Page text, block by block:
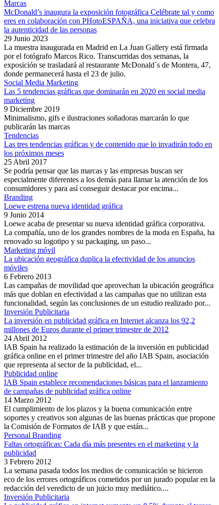
Marcas
McDonald’s inaugura la exposición fotográfica Celébrate tal y como
eres en colaboración con PHotoESPAÑA, una iniciativa que celebra
la autenticidad de las personas
29 Junio 2023
La muestra inaugurada en Madrid en La Juan Gallery está firmada
por el fotógrafo Marcos Rico. Transcurridas dos semanas, la
exposición se trasladará al restaurante McDonald´s de Montera, 47,
donde permanecerá hasta el 23 de julio.
Social Media Marketing
Las 5 tendencias gráficas que dominarán en 2020 en social media
marketing
9 Diciembre 2019
Minimalismo, gifs e ilustraciones soñadoras marcarán lo que
publicarán las marcas
Tendencias
Las tres tendencias gráficas y de contenido que lo invadirán todo en
los próximos meses
25 Abril 2017
Se podría pensar que las marcas y las empresas buscan ser
especialmente diferentes a los demás para llamar la atención de los
consumidores y para así conseguir destacar por encima...
Branding
Loewe estrena nueva identidad gráfica
9 Junio 2014
Loewe acaba de presentar su nueva identidad gráfica corporativa.
La compañía, uno de los grandes nombres de la moda en España, ha
renovado su logotipo y su packaging, un paso...
Marketing móvil
La ubicación geográfica duplica la efectividad de los anuncios
móviles
6 Febrero 2013
Las campañas de movilidad que aprovechan la ubicación geográfica
más que doblan en efectividad a las campañas que no utilizan esta
funcionalidad, según las conclusiones de un estudio realizado por...
Inversión Publicitaria
La inversión en publicidad gráfica en Internet alcanza los 92,2
millones de Euros durante el primer trimestre de 2012
24 Abril 2012
IAB Spain ha realizado la estimación de la inversión en publicidad
gráfica online en el primer trimestre del año IAB Spain, asociación
que representa al sector de la publicidad, el...
Publicidad online
IAB Spain establece recomendaciones básicas para el lanzamiento
de campañas de publicidad gráfica online
14 Marzo 2012
El cumplimiento de los plazos y la buena comunicación entre
soportes y creativos son algunas de las buenas prácticas que propone
la Comisión de Formatos de IAB y que están...
Personal Branding
Faltas ortográficas: Cada día más presentes en el marketing y la
publicidad
3 Febrero 2012
La semana pasada todos los medios de comunicación se hicieron
eco de los errores ortográficos cometidos por un jurado popular en la
redacción del veredicto de un juicio muy mediático....
Inversión Publicitaria